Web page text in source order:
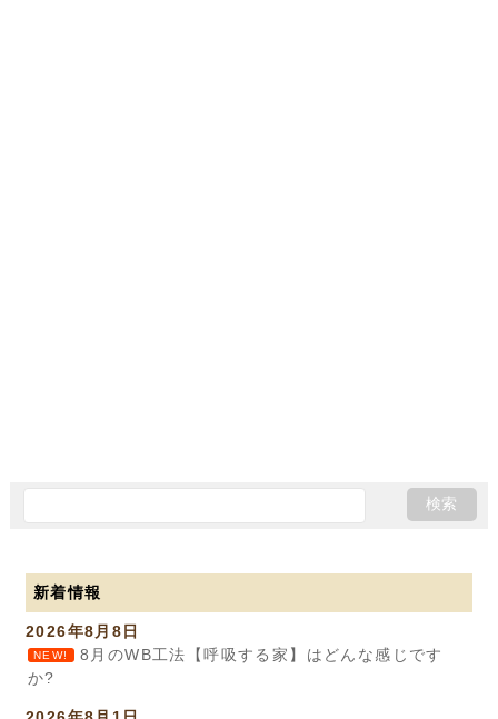
新着情報
2026年8月8日
NEW!
8月のWB工法【呼吸する家】はどんな感じです
か?